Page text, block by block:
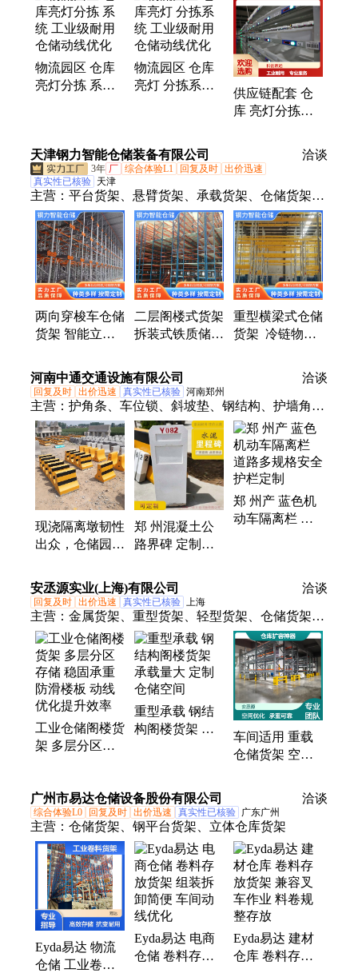
质盘反追湖、触摸一体机
物流园区 仓库
亮灯分拣 系统
物流园区 仓库
亮灯 分拣系统
供应链配套 仓
库 亮灯分拣系
仓储动线优化
天津钢力智能仓储装备有限公司 洽谈
3年 厂 综合体验L1 回复及时 出价迅速
真实性已核验 天津
主营： 平台货架、悬臂货架、承载货架、仓储货架、
自重轻垂直动线、伸缩货架、阁楼货架、层板货架、
操作平台、钢制托盘、横梁货架、阁楼货物架、阁楼
重型货架、阁楼钢制货架、阁楼堆垛货架、阁楼多层
货架、阁楼平台式货架、横梁式重型货架、重型横梁
货架、两向穿梭车货架、四向穿梭车货架、钢制平
台、窄巷道货架、双深位货架、贯通货架
两向穿梭车仓储
货架 智能立体
化 钢力
二层阁楼式货架
拆装式铁质储物
多层存 钢力
重型横梁式仓储
货架 冷链物流
河南中通交通设施有限公司 洽谈
回复及时 出价迅速 真实性已核验 河南郑州
主营： 护角条、车位锁、斜坡垫、钢结构、护墙角、
pvc塑料、减速带、遥控锁、车轮锁、警戒线、轮胎
锁、挡车器、广角镜、反光路锥、塑料铁马、防撞护
角、玻璃道钉、红白警示、塑料道钉、塑料路锥、导
向警示、液压路桩、交通护栏、方形路锥、道口路桩
现浇隔离墩韧性
出众，仓储园区
品动线
郑 州混凝土公
路界碑 定制颜
规格可选 道路
标识界桩
郑 州产 蓝色机
动车隔离栏 道
安丞源实业(上海)有限公司 洽谈
回复及时 出价迅速 真实性已核验 上海
主营： 金属货架、重型货架、轻型货架、仓储货架、
钢平台、阁楼货架、仓库货架
工业仓储阁楼货
架 多层分区存
化提升效率
重型承载 钢结
构阁楼货架 承
车间适用 重载
仓储货架 空间
广州市易达仓储设备股份有限公司 洽谈
综合体验L0 回复及时 出价迅速 真实性已核验 广东广州
主营： 仓储货架、钢平台货架、立体仓库货架
Eyda易达 物流
仓储 工业卷料
Eyda易达 电商
仓储 卷料存放
Eyda易达 建材
仓库 卷料存放